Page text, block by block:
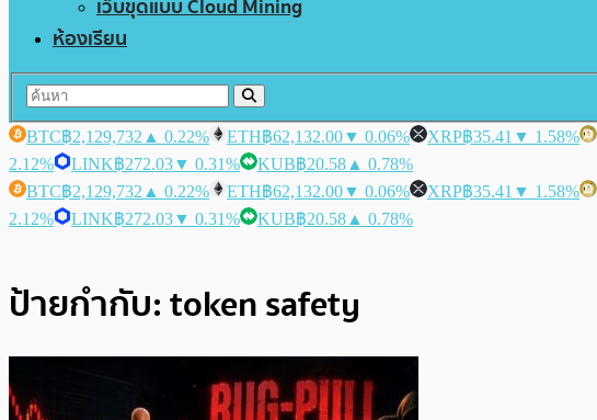
เว็บขุดแบบ Cloud Mining
ห้องเรียน
BTC฿2,129,732 ▲ 0.22% ETH฿62,132.00▼ 0.06% XRP฿35.41 ▼ 1.58%
2.12%
LINK฿272.03▼ 0.31% KUB฿20.58 ▲ 0.78%
BTC฿2,129,732 ▲ 0.22% ETH฿62,132.00▼ 0.06% XRP฿35.41 ▼ 1.58%
2.12%
LINK฿272.03▼ 0.31% KUB฿20.58 ▲ 0.78%
ป้ายกำกับ:token safety